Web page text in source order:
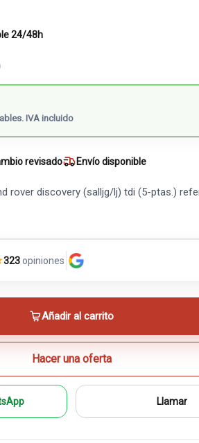
24/48h
IVA incluido
revisado Envío disponible
rover discovery (salljg/lj) tdi (5-ptas.)
323opiniones
Añadir al carrito
Hacer una oferta
Llamar